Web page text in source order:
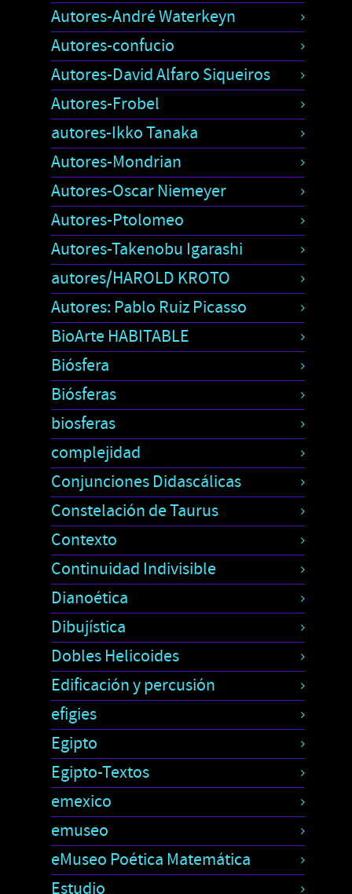
Autores-André Waterkeyn
Autores-confucio
Autores-David Alfaro Siqueiros
Autores-Frobel
autores-Ikko Tanaka
Autores-Mondrian
Autores-Oscar Niemeyer
Autores-Ptolomeo
Autores-Takenobu Igarashi
autores/HAROLD KROTO
Autores: Pablo Ruiz Picasso
BioArte HABITABLE
Biósfera
Biósferas
biosferas
complejidad
Conjunciones Didascálicas
Constelación de Taurus
Contexto
Continuidad Indivisible
Dianoética
Dibujística
Dobles Helicoides
Edificación y percusión
efigies
Egipto
Egipto-Textos
emexico
emuseo
eMuseo Poética Matemática
Estudio